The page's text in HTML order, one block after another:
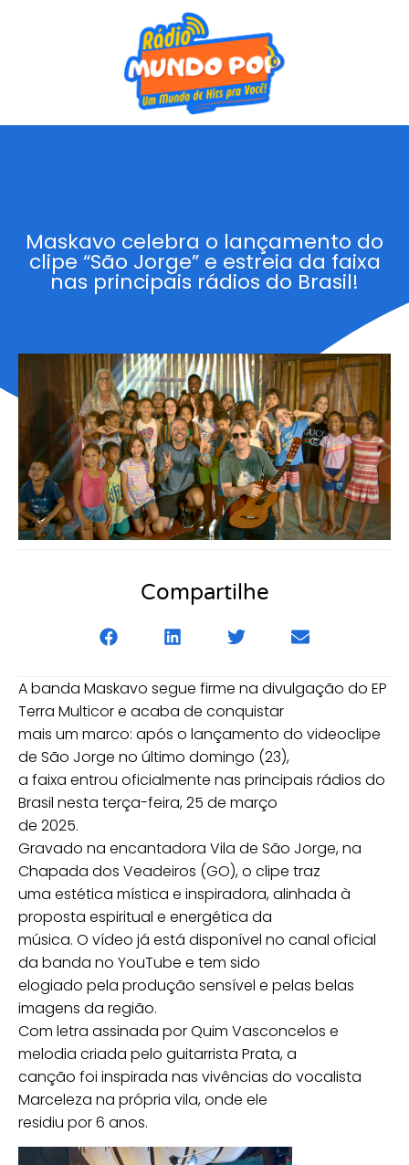
Maskavo celebra o lançamento do
clipe “São Jorge” e estreia da faixa
nas principais rádios do Brasil!
Compartilhe
A banda Maskavo segue firme na divulgação do EP
Terra Multicor e acaba de conquistar
mais um marco: após o lançamento do videoclipe
de São Jorge no último domingo (23),
a faixa entrou oficialmente nas principais rádios do
Brasil nesta terça-feira, 25 de março
de 2025.
Gravado na encantadora Vila de São Jorge, na
Chapada dos Veadeiros (GO), o clipe traz
uma estética mística e inspiradora, alinhada à
proposta espiritual e energética da
música. O vídeo já está disponível no canal oficial
da banda no YouTube e tem sido
elogiado pela produção sensível e pelas belas
imagens da região.
Com letra assinada por Quim Vasconcelos e
melodia criada pelo guitarrista Prata, a
canção foi inspirada nas vivências do vocalista
Marceleza na própria vila, onde ele
residiu por 6 anos.